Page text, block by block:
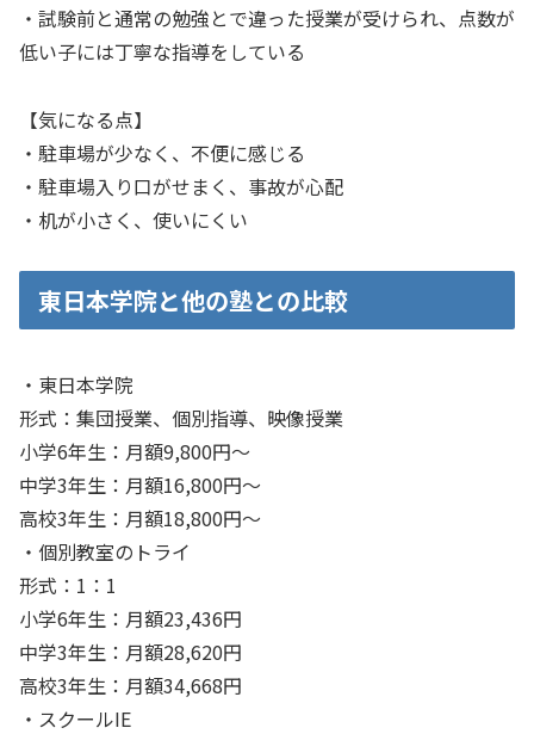
・試験前と通常の勉強とで違った授業が受けられ、点数が
低い子には丁寧な指導をしている
【気になる点】
・駐車場が少なく、不便に感じる
・駐車場入り口がせまく、事故が心配
・机が小さく、使いにくい
東日本学院と他の塾との比較
・東日本学院
形式：集団授業、個別指導、映像授業
小学6年生：月額9,800円～
中学3年生：月額16,800円～
高校3年生：月額18,800円～
・個別教室のトライ
形式：1：1
小学6年生：月額23,436円
中学3年生：月額28,620円
高校3年生：月額34,668円
・スクールIE